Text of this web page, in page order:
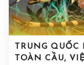
TRUNG
TOÀN CẦU,